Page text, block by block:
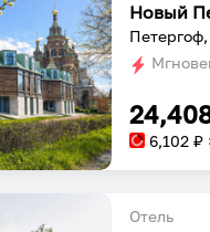
Новый
6,102 ₽
Отель